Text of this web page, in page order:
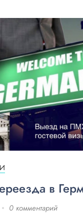
в
0 комментарий